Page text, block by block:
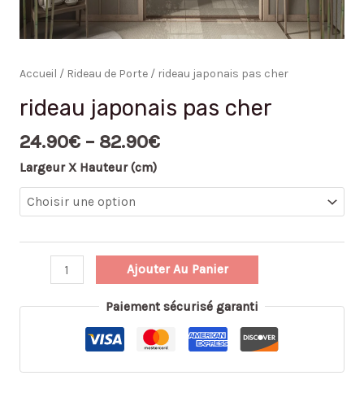
Accueil / Rideau de Porte/ rideau japonais pas cher
rideau japonais pas cher
24.90€– 82.90€
Largeur X Hauteur (cm)
Ajouter Au Panier
Paiement sécurisé garanti